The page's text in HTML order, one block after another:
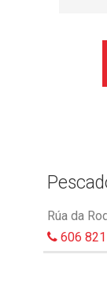
Rúa da
606